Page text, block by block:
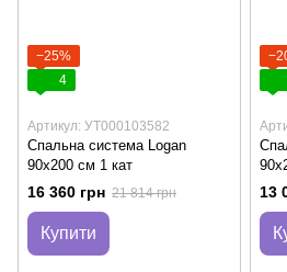
−25%
4
Артикул: УТ000103582
Спальна система Logan
90х200 см 1 кат
16 360 грн 21 814 грн
Купити
13